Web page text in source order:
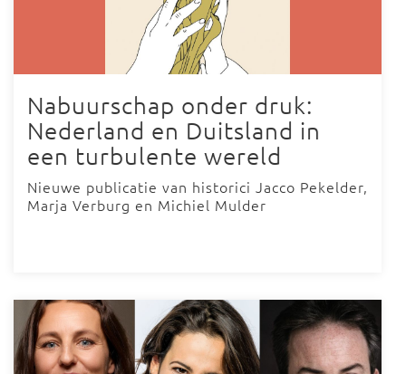
Nabuurschap onder druk:
Nederland en Duitsland in
een turbulente wereld
Nieuwe publicatie van historici Jacco Pekelder,
Marja Verburg en Michiel Mulder